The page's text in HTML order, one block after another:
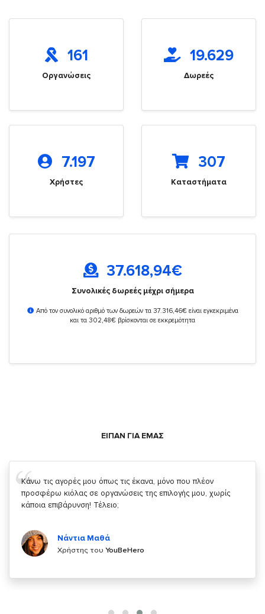
161
Οργανώσεις
19.629
Δωρεές
7.197
Χρήστες
307
Καταστήματα
37.618,94€
Συνολικές δωρεές μέχρι σήμερα
Από τον συνολικό αριθμό των δωρεών τα 37.316,46€ είναι εγκεκριμένα
και τα 302,48€ βρίσκονται σε εκκρεμότητα
ΕΙΠΑΝ ΓΙΑ ΕΜΑΣ
Σας ευχαριστώ που μας δίνετε την δυνατότητα να κάνουμε
κάτι!
Χρήστης τουYouBeHero